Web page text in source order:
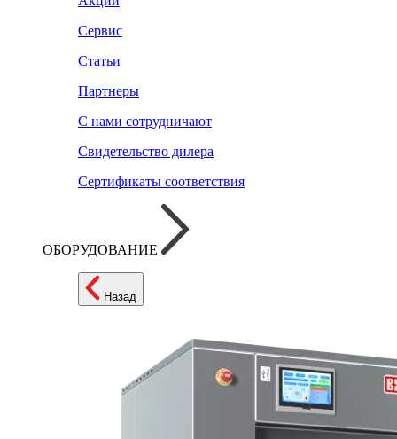
Сервис
Статьи
Партнеры
С нами сотрудничают
Свидетельство дилера
Сертификаты соответствия
ОБОРУДОВАНИЕ
Назад